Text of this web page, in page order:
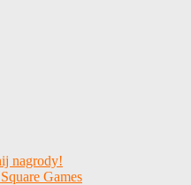
nagrody!
Games